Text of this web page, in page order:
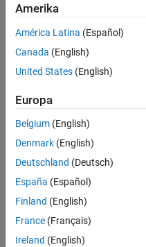
Sales Operations
Marketing Services
Finance and Operations
Human Resources
Derzeit
es
keine
offenen
Stellen,
Ihren
Suchkriterien
entsprechen.
können
die
Suchkriterien
weiter
fassen
oder
Amerika
América Latina (Español)
Canada (English)
United States (English)
Europa
Belgium (English)
Denmark (English)
Deutschland (Deutsch)
España (Español)
Finland (English)
France (Français)
Ireland (English)